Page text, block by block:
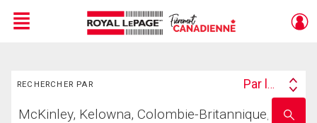
Menu
RECHERCHER PAR
Search
Par lieu
votre